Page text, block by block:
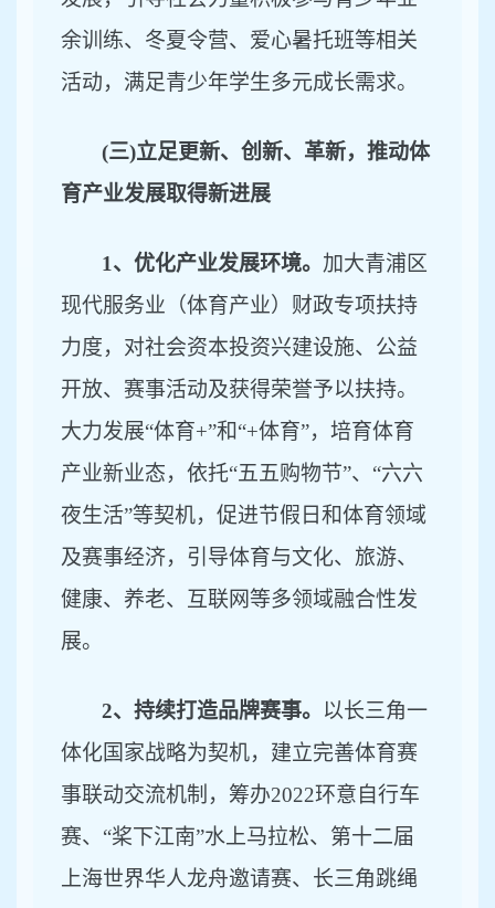
余训练、冬夏令营、爱心暑托班等相关
活动，满足青少年学生多元成长需求。
(三)立足更新、创新、革新，推动体
育产业发展取得新进展
1、优化产业发展环境。 加大青浦区
现代服务业（体育产业）财政专项扶持
力度，对社会资本投资兴建设施、公益
开放、赛事活动及获得荣誉予以扶持。
大力发展“体育+”和“+体育”，培育体育
产业新业态，依托“五五购物节”、“六六
夜生活”等契机，促进节假日和体育领域
及赛事经济，引导体育与文化、旅游、
健康、养老、互联网等多领域融合性发
展。
2、持续打造品牌赛事。 以长三角一
体化国家战略为契机，建立完善体育赛
事联动交流机制，筹办2022环意自行车
赛、“桨下江南”水上马拉松、第十二届
上海世界华人龙舟邀请赛、长三角跳绳